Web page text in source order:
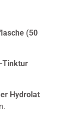
(50
Tinktur
Hydrolat